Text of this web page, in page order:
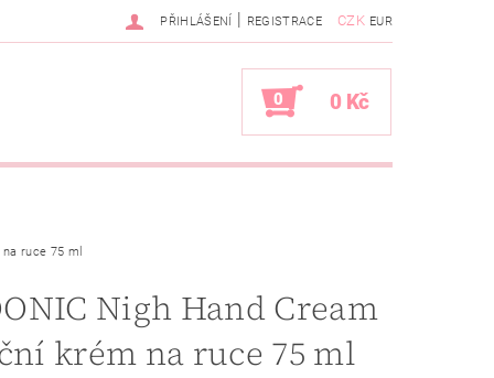
CZK EUR
PŘIHLÁŠENÍ | REGISTRACE
0 0 Kč
ruce 75 ml
Nigh Hand Cream
krém na ruce 75 ml